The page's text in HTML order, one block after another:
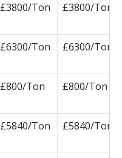
£3800/Ton £3800/Ton
£6300/Ton £6300/Ton
£800/Ton £800/Ton
£5840/Ton £5840/Ton